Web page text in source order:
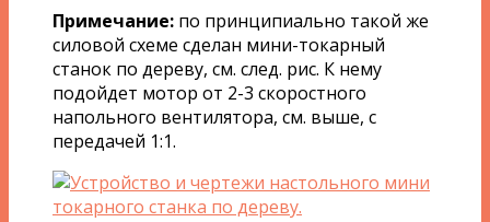
Примечание: по принципиально такой же
силовой схеме сделан мини-токарный
станок по дереву, см. след. рис. К нему
подойдет мотор от 2-3 скоростного
напольного вентилятора, см. выше, с
передачей 1:1.